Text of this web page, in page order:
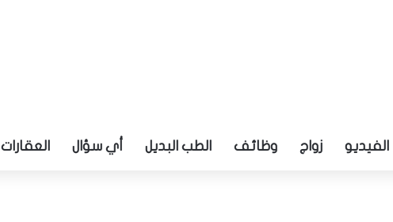
الفيديو زواج وظائف الطب البديل أي سؤال العقارات